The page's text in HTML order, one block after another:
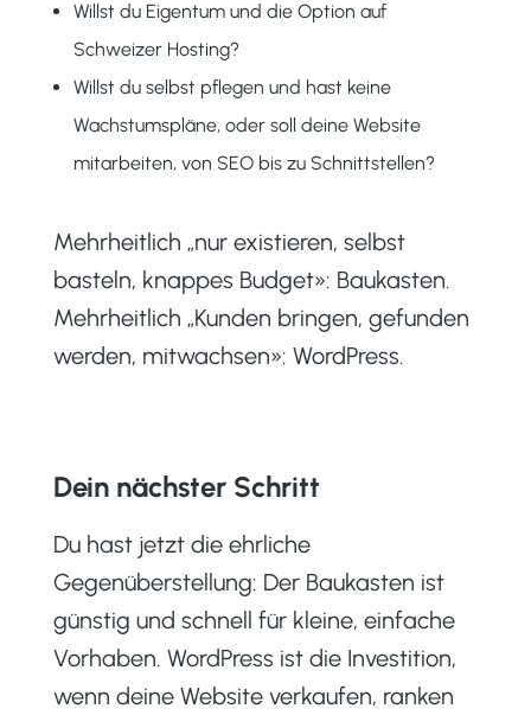
Willst du Eigentum und die Option auf
Schweizer Hosting?
Willst du selbst pflegen und hast keine
Wachstumspläne, oder soll deine Website
mitarbeiten, von SEO bis zu Schnittstellen?
Mehrheitlich „nur existieren, selbst
basteln, knappes Budget»: Baukasten.
Mehrheitlich „Kunden bringen, gefunden
werden, mitwachsen»: WordPress.
Dein nächster Schritt
Du hast jetzt die ehrliche
Gegenüberstellung: Der Baukasten ist
günstig und schnell für kleine, einfache
Vorhaben. WordPress ist die Investition,
wenn deine Website verkaufen, ranken